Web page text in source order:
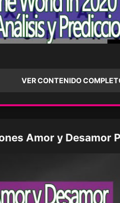
VER CONTENIDO
Amor y Desamor